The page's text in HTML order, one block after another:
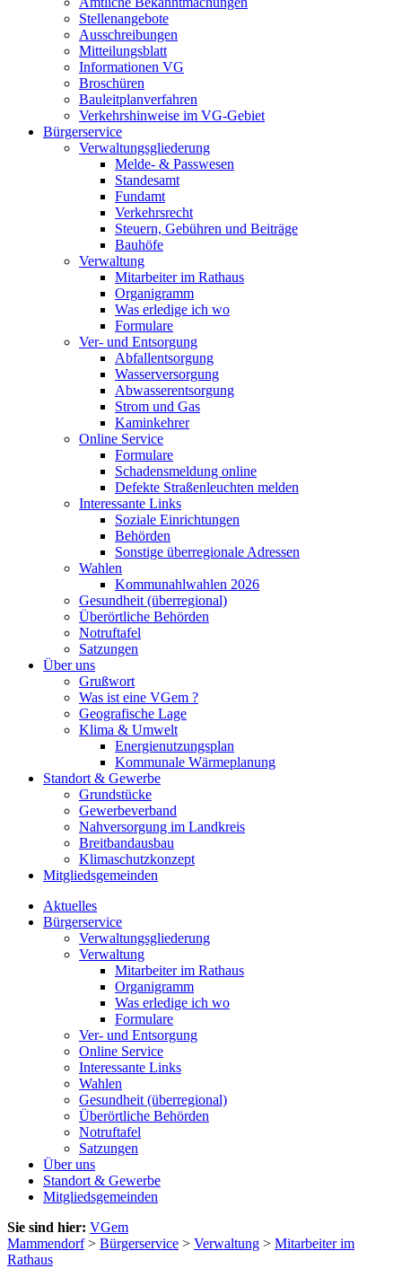
Stellenangebote
Ausschreibungen
Mitteilungsblatt
Informationen VG
Broschüren
Bauleitplanverfahren
Verkehrshinweise im VG-Gebiet
Bürgerservice
Verwaltungsgliederung
Melde- & Passwesen
Standesamt
Fundamt
Verkehrsrecht
Steuern, Gebühren und Beiträge
Bauhöfe
Verwaltung
Mitarbeiter im Rathaus
Organigramm
Was erledige ich wo
Formulare
Ver- und Entsorgung
Abfallentsorgung
Wasserversorgung
Abwasserentsorgung
Strom und Gas
Kaminkehrer
Online Service
Formulare
Schadensmeldung online
Defekte Straßenleuchten melden
Interessante Links
Soziale Einrichtungen
Behörden
Sonstige überregionale Adressen
Wahlen
Kommunahlwahlen 2026
Gesundheit (überregional)
Überörtliche Behörden
Notruftafel
Satzungen
Über uns
Grußwort
Was ist eine VGem ?
Geografische Lage
Klima & Umwelt
Energienutzungsplan
Kommunale Wärmeplanung
Standort & Gewerbe
Grundstücke
Gewerbeverband
Nahversorgung im Landkreis
Breitbandausbau
Klimaschutzkonzept
Mitgliedsgemeinden
Aktuelles
Bürgerservice
Verwaltungsgliederung
Verwaltung
Mitarbeiter im Rathaus
Organigramm
Was erledige ich wo
Formulare
Ver- und Entsorgung
Online Service
Interessante Links
Wahlen
Gesundheit (überregional)
Überörtliche Behörden
Notruftafel
Satzungen
Über uns
Standort & Gewerbe
Mitgliedsgemeinden
Sie sind hier: VGem
Mammendorf> Bürgerservice > Verwaltung > Mitarbeiter im
Rathaus